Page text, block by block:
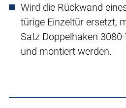
Wird die Rückwand
türige Einzeltür ersetzt,
Satz Doppelhaken
und montiert werden.